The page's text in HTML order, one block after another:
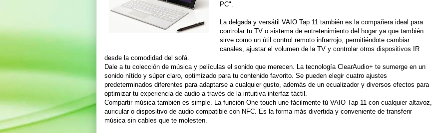
PC".
La delgada y versátil VAIO Tap 11 también es la compañera ideal para
controlar tu TV o sistema de entretenimiento del hogar ya que también
sirve como un útil control remoto infrarrojo, permitiéndote cambiar
canales, ajustar el volumen de la TV y controlar otros dispositivos IR
desde la comodidad del sofá.
Dale a tu colección de música y películas el sonido que merecen. La tecnología ClearAudio+ te sumerge en un
sonido nítido y súper claro, optimizado para tu contenido favorito. Se pueden elegir cuatro ajustes
predeterminados diferentes para adaptarse a cualquier gusto, además de un ecualizador y diversos efectos para
optimizar tu experiencia de audio a través de la intuitiva interfaz táctil.
Compartir música también es simple. La función One-touch une fácilmente tú VAIO Tap 11 con cualquier altavoz,
auricular o dispositivo de audio compatible con NFC. Es la forma más divertida y conveniente de transferir
música sin cables que te molesten.